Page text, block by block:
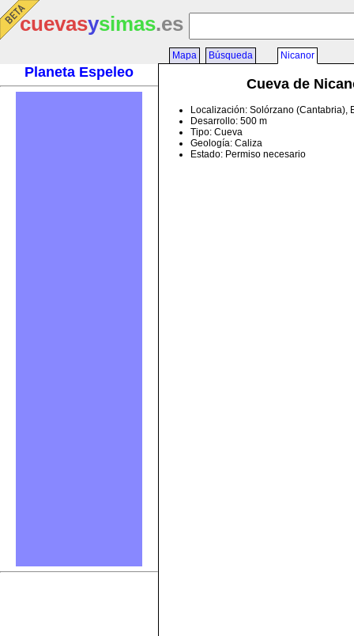
cuevasysimas.es
Planeta Espeleo
Mapa Búsqueda Nicanor
Cueva de
Localización: Solórzano (Cantabria),
Desarrollo: 500 m
Tipo: Cueva
Geología: Caliza
Estado: Permiso necesario